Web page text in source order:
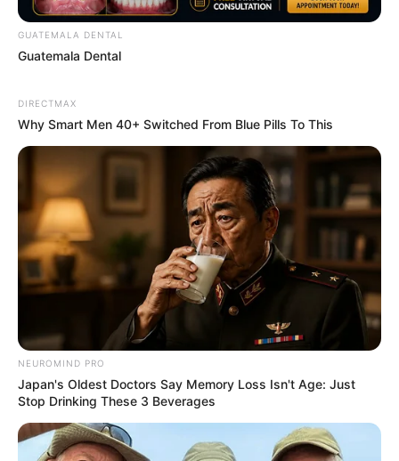
Did You Notice How Natural Simba’s Movements
Looked In The Movie?
BRAINBERRIES
GUATEMALA DENTAL
Guatemala Dental
DIRECTMAX
Why Smart Men 40+ Switched From Blue Pills To This
NEUROMIND PRO
Japan's Oldest Doctors Say Memory Loss Isn't Age: Just
Stop Drinking These 3 Beverages